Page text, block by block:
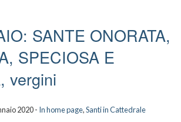
SANTE ONORATA,
SPECIOSA E
vergini
2020 - In home page,Santi in Cattedrale